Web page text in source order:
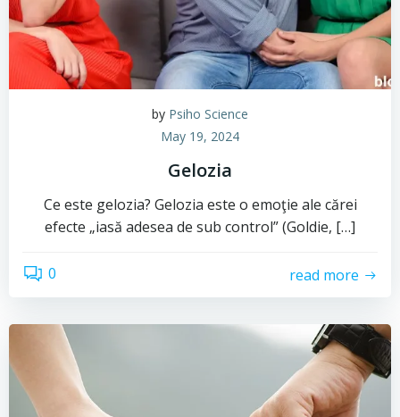
by Psiho Science
May 19, 2024
Gelozia
Ce este gelozia? Gelozia este o emoţie ale cărei
efecte „iasă adesea de sub control” (Goldie, […]
0 read more